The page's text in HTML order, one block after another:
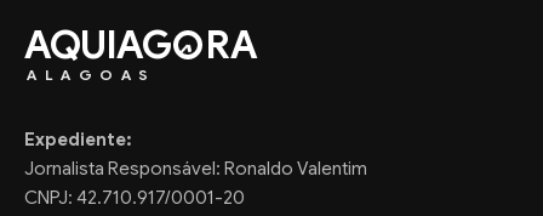
AQUIAG RA
ALAGOAS
Expediente:
Jornalista Responsável: Ronaldo Valentim
CNPJ: 42.710.917/0001-20